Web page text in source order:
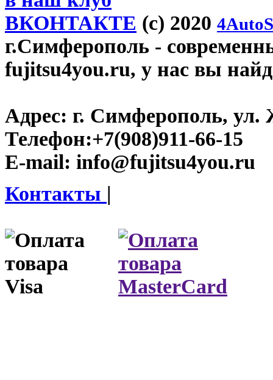
ВКОНТАКТЕ (c) 2020
г.Симферополь -
fujitsu4you.ru, у нас вы
Адрес: г. Симферополь, ул.
Телефон:+7(908)911-66-15
E-mail: info@fujitsu4you.ru
Контакты |